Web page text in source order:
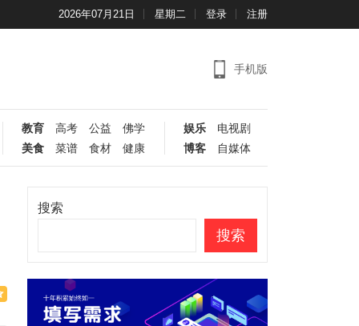
2026年07月21日 星期二 登录 注册
手机版
教育 高考 公益
佛学
美食
菜谱 食材 健康
娱乐
电视剧
博客
自媒体
搜索
搜索